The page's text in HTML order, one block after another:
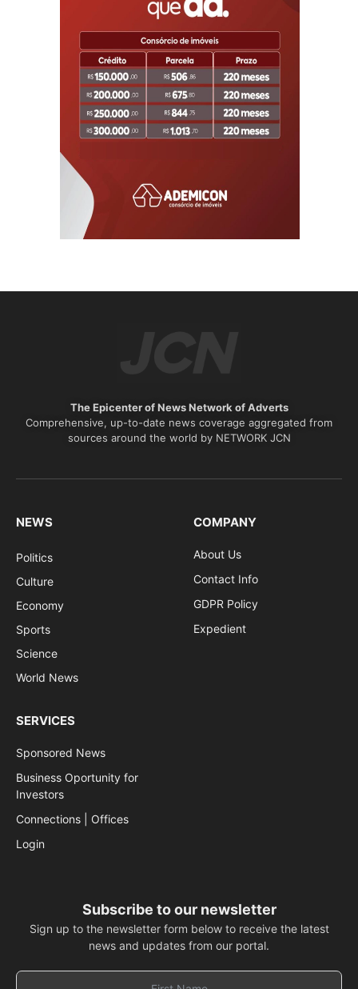
The Epicenter of News Network of Adverts
Comprehensive, up-to-date news coverage aggregated from
sources around the world by NETWORK JCN
NEWS
Politics
Culture
Economy
Sports
Science
World News
COMPANY
About Us
Contact Info
GDPR Policy
Expedient
SERVICES
Sponsored News
Business Oportunity for
Investors
Connections | Offices
Login
Subscribe to our newsletter
Sign up to the newsletter form below to receive the latest
news and updates from our portal.